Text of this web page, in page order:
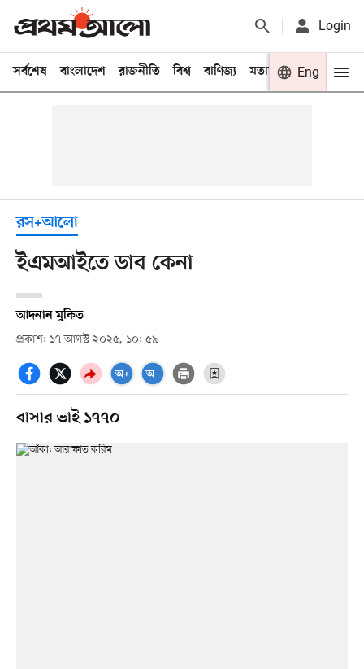
Login
সর্বশেষ বাংলাদেশ রাজনীতি বিশ্ব বাণিজ্য মতামত খেলা
Eng
রস+আলো
ইএমআইতে ডাব কেনা
আদনান মুকিত
প্রকাশ: ১৭ আগস্ট ২০২৫, ১০: ৫৯
বাসার ভাই ১৭৭০